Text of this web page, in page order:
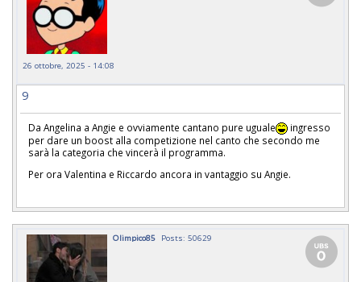
26 ottobre, 2025 - 14:08
9
Da Angelina a Angie e ovviamente cantano pure uguale
ingresso
per dare un boost alla competizione nel canto che secondo me
sarà la categoria che vincerà il programma.
Per ora Valentina e Riccardo ancora in vantaggio su Angie.
Olimpico85 Posts: 50629